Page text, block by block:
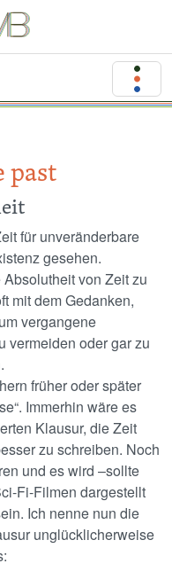
past
für unveränderbare
gesehen.
von Zeit zu
mit dem Gedanken,
vergangene
vermeiden oder gar zu
früher oder später
Immerhin wäre es
Klausur, die Zeit
zu schreiben. Noch
und es wird –sollte
Fi-Filmen dargestellt
Ich nenne nun die
unglücklicherweise